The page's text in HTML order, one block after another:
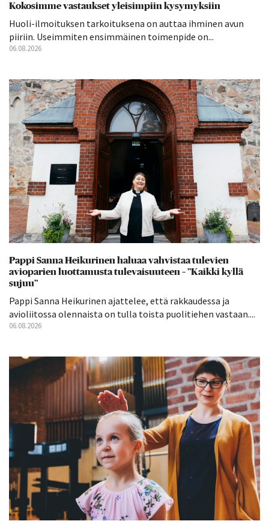
Kokosimme vastaukset yleisimpiin kysymyksiin
Huoli-ilmoituksen tarkoituksena on auttaa ihminen avun
piiriin. Useimmiten ensimmäinen toimenpide on...
06.08.2026
Pappi Sanna Heikurinen haluaa vahvistaa tulevien
avioparien luottamusta tulevaisuuteen – ”Kaikki kyllä
sujuu”
Pappi Sanna Heikurinen ajattelee, että rakkaudessa ja
avioliitossa olennaista on tulla toista puolitiehen vastaan....
06.08.2026